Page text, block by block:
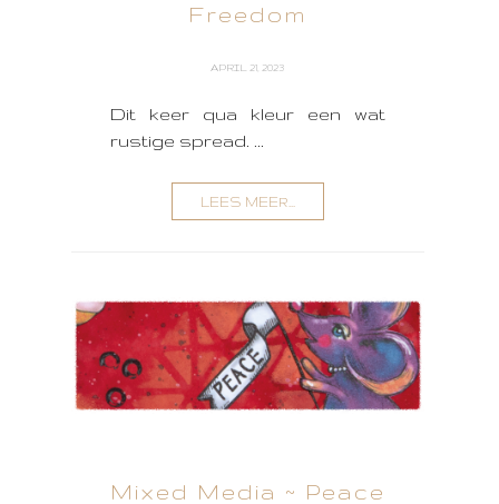
Freedom
APRIL 21, 2023
Dit keer qua kleur een wat
rustige spread. ...
LEES MEER...
Mixed Media ~ Peace